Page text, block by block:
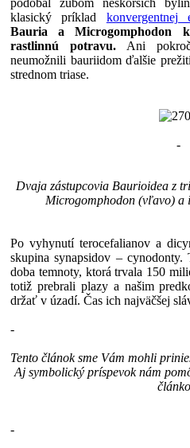
podobal zubom neskorších
klasický príklad konvergentnej
Bauria a Microgomphodon
rastlinnú potravu.Ani
neumožnili bauriidom ďalšie
strednom triase.
-
Dvaja zástupcovia Baurioidea z
Microgomphodon (vľavo) a
Po vyhynutí terocefalianov a
skupina synapsidov – cynodonty.
doba temnoty, ktorá trvala 150
totiž prebrali plazy a našim
držať v úzadí. Čas ich najväčšej
-
Tento článok sme Vám mohli
Aj symbolický príspevok nám
-